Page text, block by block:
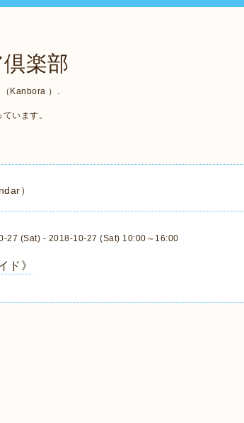
楽部
Kanbora ）.
います。
）
27 (Sat) - 2018-10-27 (Sat) 10:00～16:00
ド》